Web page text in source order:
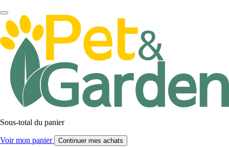
Sous-total du panier
Voir mon panier Continuer mes achats